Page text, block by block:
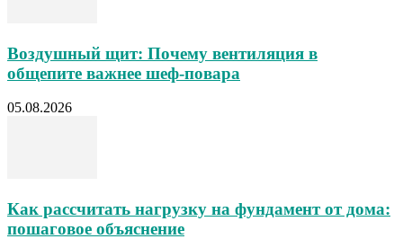
Воздушный щит: Почему вентиляция в
общепите важнее шеф-повара
05.08.2026
Как рассчитать нагрузку на фундамент от дома:
пошаговое объяснение